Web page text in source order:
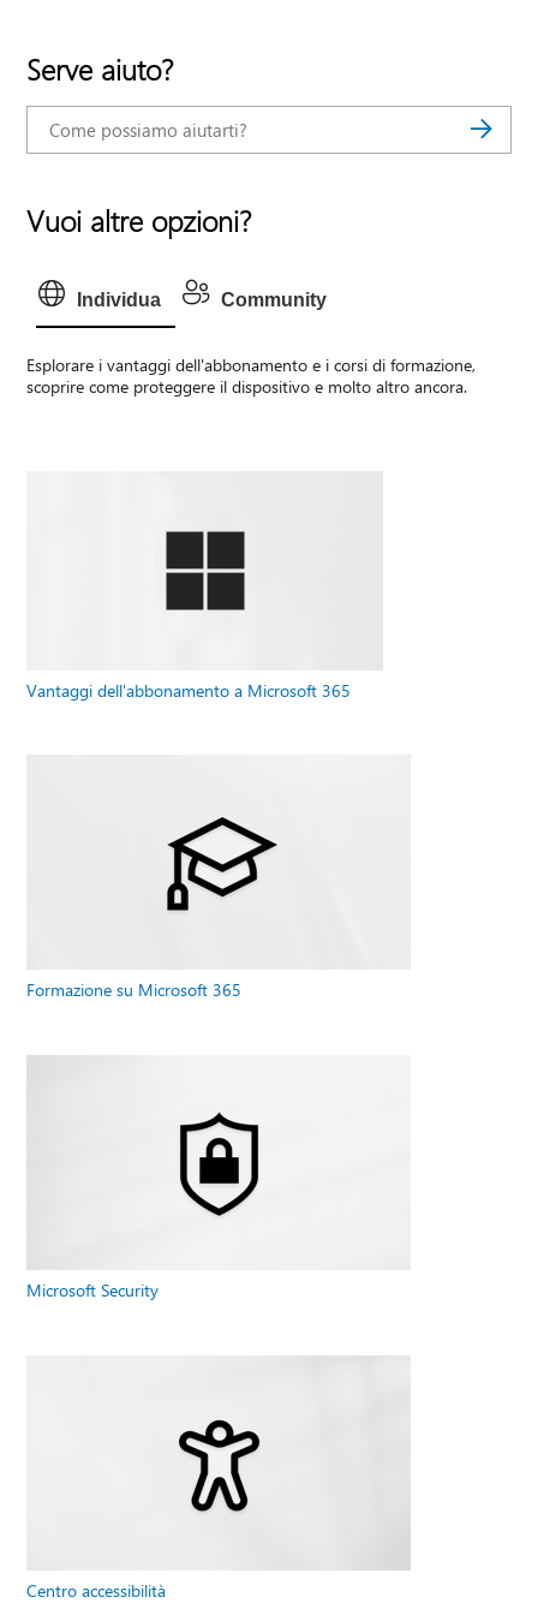
Serve aiuto?
Vuoi altre opzioni?
Individua Community
Esplorare i vantaggi dell'abbonamento e i corsi di formazione,
scoprire come proteggere il dispositivo e molto altro ancora.
Vantaggi dell'abbonamento a Microsoft 365
Formazione su Microsoft 365
Microsoft Security
Centro accessibilità